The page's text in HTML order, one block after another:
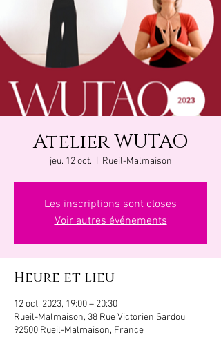
Atelier WUTAO
jeu. 12 oct. Rueil-Malmaison
Les inscriptions sont closes
Voir autres événements
Heure et lieu
12 oct. 2023, 19:00 – 20:30
Rueil-Malmaison, 38 Rue Victorien Sardou,
92500 Rueil-Malmaison, France